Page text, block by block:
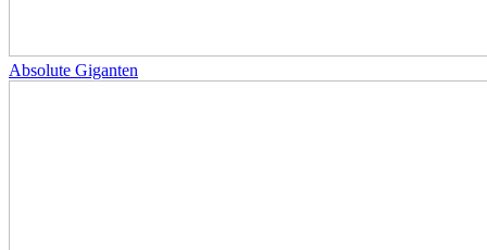
Absolute Giganten